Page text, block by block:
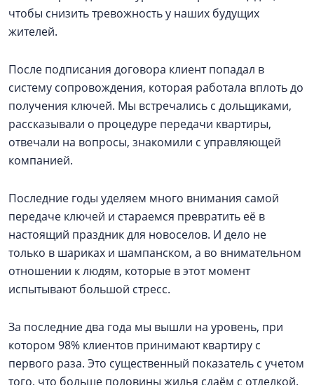
чтобы снизить тревожность у наших будущих
жителей.
После подписания договора клиент попадал в
систему сопровождения, которая работала вплоть до
получения ключей. Мы встречались с дольщиками,
рассказывали о процедуре передачи квартиры,
отвечали на вопросы, знакомили с управляющей
компанией.
Последние годы уделяем много внимания самой
передаче ключей и стараемся превратить её в
настоящий праздник для новоселов. И дело не
только в шариках и шампанском, а во внимательном
отношении к людям, которые в этот момент
испытывают большой стресс.
За последние два года мы вышли на уровень, при
котором 98% клиентов принимают квартиру с
первого раза. Это существенный показатель с учетом
того, что больше половины жилья сдаём с отделкой.